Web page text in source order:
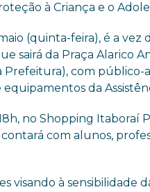
à Criança e o
(quinta-feira), é a
sairá da Praça Alarico
Prefeitura), com público-
da
no Shopping Itaboraí
com alunos,
visando à sensibilidade